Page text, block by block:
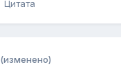
Цитата
(изменено)